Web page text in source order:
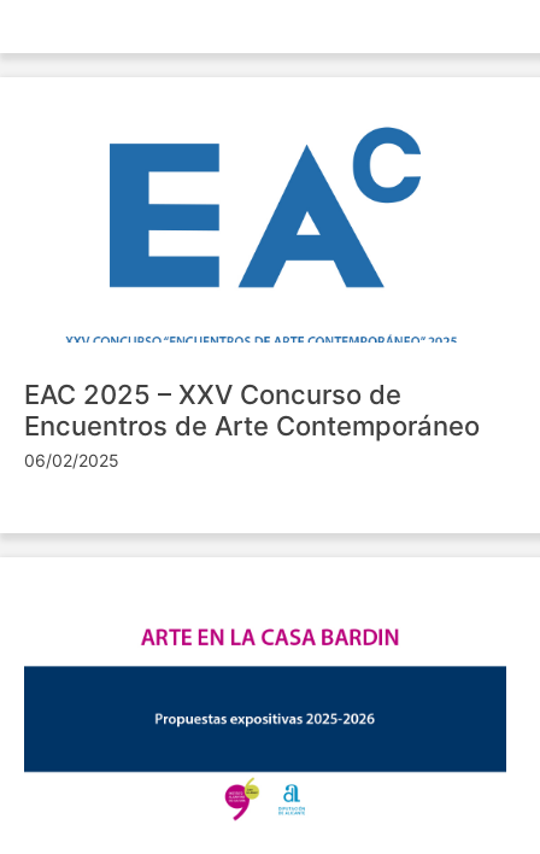
EAC 2025 – XXV Concurso de
Encuentros de Arte Contemporáneo
06/02/2025